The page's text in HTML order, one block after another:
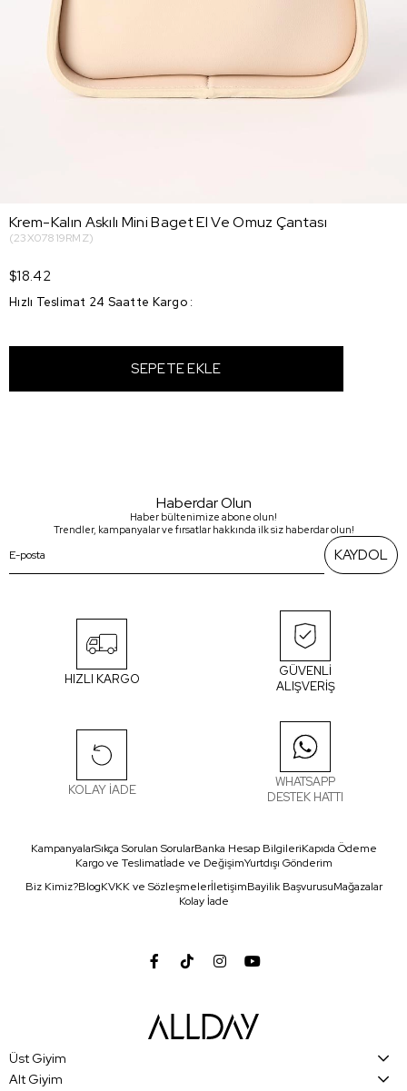
Krem-Kalın Askılı Mini Baget El Ve Omuz Çantası
(23X07819RMZ)
$18.42
Hızlı Teslimat 24 Saatte Kargo :
Haberdar Olun
Haber bültenimize abone olun!
Trendler, kampanyalar ve fırsatlar hakkında ilk siz haberdar olun!
KAYDOL
HIZLI KARGO
GÜVENLİ
ALIŞVERİŞ
KOLAY İADE
WHATSAPP
DESTEK HATTI
KampanyalarSıkça Sorulan SorularBanka Hesap BilgileriKapıda Ödeme
Kargo ve Teslimatİade ve DeğişimYurtdışı Gönderim
Biz Kimiz?BlogKVKK ve SözleşmelerİletişimBayilik BaşvurusuMağazalar
Kolay İade
Üst Giyim
Alt Giyim